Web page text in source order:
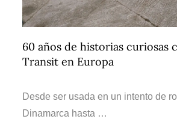
60 años de historias curiosas
Transit en Europa
Desde ser usada en un intento de
Dinamarca hasta …